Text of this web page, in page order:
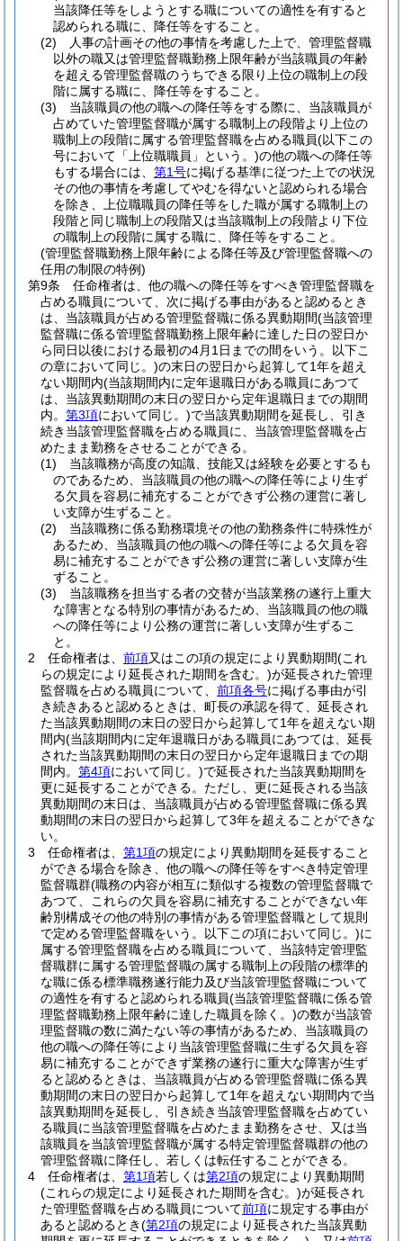
当該降任等をしようとする職についての適性を有すると
認められる職に、降任等をすること。
(2)
人事の計画その他の事情を考慮した上で、管理監督職
以外の職又は管理監督職勤務上限年齢が当該職員の年齢
を超える管理監督職のうちできる限り上位の職制上の段
階に属する職に、降任等をすること。
(3)
当該職員の他の職への降任等をする際に、当該職員が
占めていた管理監督職が属する職制上の段階より上位の
職制上の段階に属する管理監督職を占める職員(以下この
号において「上位職職員」という。)の他の職への降任等
もする場合には、 第1号に掲げる基準に従つた上での状況
その他の事情を考慮してやむを得ないと認められる場合
を除き、上位職職員の降任等をした職が属する職制上の
段階と同じ職制上の段階又は当該職制上の段階より下位
の職制上の段階に属する職に、降任等をすること。
(管理監督職勤務上限年齢による降任等及び管理監督職への
任用の制限の特例)
第9条
任命権者は、他の職への降任等をすべき管理監督職を
占める職員について、次に掲げる事由があると認めるとき
は、当該職員が占める管理監督職に係る異動期間(当該管理
監督職に係る管理監督職勤務上限年齢に達した日の翌日か
ら同日以後における最初の4月1日までの間をいう。以下こ
の章において同じ。)の末日の翌日から起算して1年を超え
ない期間内(当該期間内に定年退職日がある職員にあつて
は、当該異動期間の末日の翌日から定年退職日までの期間
内。 第3項において同じ。)で当該異動期間を延長し、引き
続き当該管理監督職を占める職員に、当該管理監督職を占
めたまま勤務をさせることができる。
(1)
当該職務が高度の知識、技能又は経験を必要とするも
のであるため、当該職員の他の職への降任等により生ず
る欠員を容易に補充することができず公務の運営に著し
い支障が生ずること。
(2)
当該職務に係る勤務環境その他の勤務条件に特殊性が
あるため、当該職員の他の職への降任等による欠員を容
易に補充することができず公務の運営に著しい支障が生
ずること。
(3)
当該職務を担当する者の交替が当該業務の遂行上重大
な障害となる特別の事情があるため、当該職員の他の職
への降任等により公務の運営に著しい支障が生ずるこ
と。
2
任命権者は、 前項又はこの項の規定により異動期間(これ
らの規定により延長された期間を含む。)が延長された管理
監督職を占める職員について、 前項各号に掲げる事由が引
き続きあると認めるときは、町長の承認を得て、延長され
た当該異動期間の末日の翌日から起算して1年を超えない期
間内(当該期間内に定年退職日がある職員にあつては、延長
された当該異動期間の末日の翌日から定年退職日までの期
間内。 第4項において同じ。)で延長された当該異動期間を
更に延長することができる。 ただし、更に延長される当該
異動期間の末日は、当該職員が占める管理監督職に係る異
動期間の末日の翌日から起算して3年を超えることができな
い。
3
任命権者は、 第1項の規定により異動期間を延長すること
ができる場合を除き、他の職への降任等をすべき特定管理
監督職群(職務の内容が相互に類似する複数の管理監督職で
あつて、これらの欠員を容易に補充することができない年
齢別構成その他の特別の事情がある管理監督職として規則
で定める管理監督職をいう。以下この項において同じ。)に
属する管理監督職を占める職員について、当該特定管理監
督職群に属する管理監督職の属する職制上の段階の標準的
な職に係る標準職務遂行能力及び当該管理監督職について
の適性を有すると認められる職員(当該管理監督職に係る管
理監督職勤務上限年齢に達した職員を除く。)の数が当該管
理監督職の数に満たない等の事情があるため、当該職員の
他の職への降任等により当該管理監督職に生ずる欠員を容
易に補充することができず業務の遂行に重大な障害が生ず
ると認めるときは、当該職員が占める管理監督職に係る異
動期間の末日の翌日から起算して1年を超えない期間内で当
該異動期間を延長し、引き続き当該管理監督職を占めてい
る職員に当該管理監督職を占めたまま勤務をさせ、又は当
該職員を当該管理監督職が属する特定管理監督職群の他の
管理監督職に降任し、若しくは転任することができる。
4
任命権者は、 第1項若しくは第2項の規定により異動期間
(これらの規定により延長された期間を含む。)が延長され
た管理監督職を占める職員について前項に規定する事由が
あると認めるとき(第2項の規定により延長された当該異動